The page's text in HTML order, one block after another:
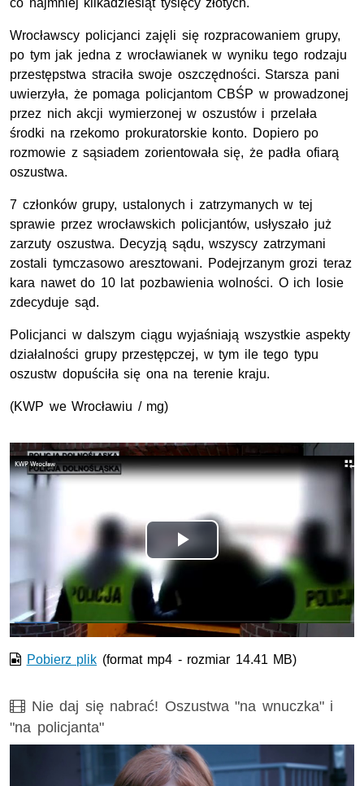
co najmniej kilkadziesiąt tysięcy złotych.
Wrocławscy policjanci zajęli się rozpracowaniem grupy,
po tym jak jedna z wrocławianek w wyniku tego rodzaju
przestępstwa straciła swoje oszczędności. Starsza pani
uwierzyła, że pomaga policjantom CBŚP w prowadzonej
przez nich akcji wymierzonej w oszustów i przelała
środki na rzekomo prokuratorskie konto. Dopiero po
rozmowie z sąsiadem zorientowała się, że padła ofiarą
oszustwa.
7 członków grupy, ustalonych i zatrzymanych w tej
sprawie przez wrocławskich policjantów, usłyszało już
zarzuty oszustwa. Decyzją sądu, wszyscy zatrzymani
zostali tymczasowo aresztowani. Podejrzanym grozi teraz
kara nawet do 10 lat pozbawienia wolności. O ich losie
zdecyduje sąd.
Policjanci w dalszym ciągu wyjaśniają wszystkie aspekty
działalności grupy przestępczej, w tym ile tego typu
oszustw dopuściła się ona na terenie kraju.
(KWP we Wrocławiu / mg)
Opis filmu: Policjanci rozbili grupę zajmującą się
Odtwórz
Pobierz plik (format mp4 - rozmiar 14.41 MB)
Film
Nie daj się nabrać! Oszustwa "na wnuczka" i
"na policjanta"